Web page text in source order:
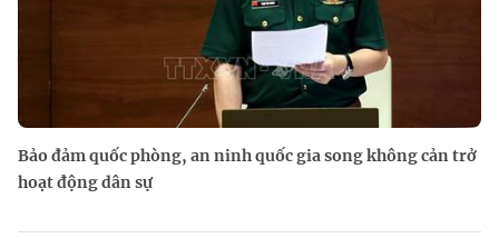
Bảo đảm quốc phòng, an ninh quốc gia song không cản trở
hoạt động dân sự